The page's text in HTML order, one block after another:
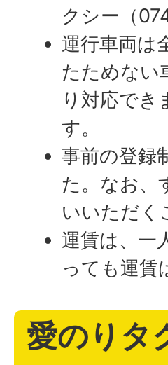
クシー（
運行車両は
たためない
り対応でき
す。
事前の登録
た。なお、
いいただく
運賃は、一
っても運賃
愛のりタ